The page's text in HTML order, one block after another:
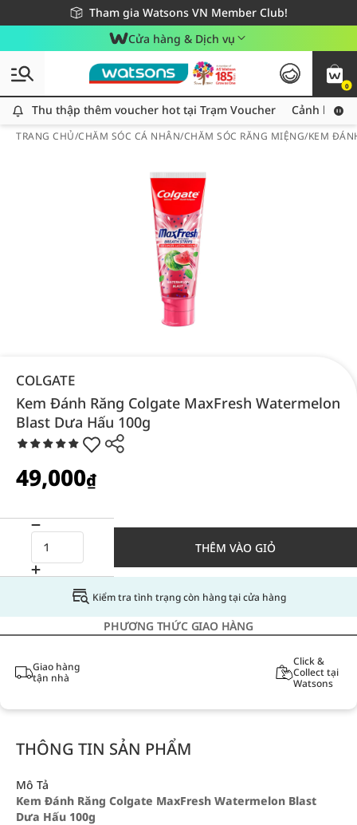
Tham gia Watsons VN Member Club!
Miễn phí giao hàng cho đơn hàng từ 249,000Đ
Giao hàng nhanh 24h - Áp dụng khu vực TP. Hồ Chí Minh
Cửa hàng & Dịch vụ
0
Thu thập thêm voucher hot tại Trạm Voucher
Thu thập thêm voucher hot tại Trạm Voucher Cảnh báo
TRANG CHỦ/CHĂM SÓC CÁ NHÂN/CHĂM SÓC RĂNG MIỆNG/KEM
COLGATE
Kem Đánh Răng Colgate MaxFresh Watermelon
Blast Dưa Hấu 100g
49,000₫
THÊM VÀO GIỎ
Kiểm tra tình trạng còn hàng tại cửa hàng
PHƯƠNG THỨC GIAO HÀNG
Giao hàng
tận nhà
Click &
Collect tại
Watsons
THÔNG TIN SẢN PHẨM
Mô Tả
Kem Đánh Răng Colgate MaxFresh Watermelon Blast
Dưa Hấu 100g